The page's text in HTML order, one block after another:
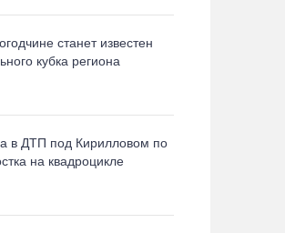
станет известен
кубка региона
в ДТП под Кирилловом по
на квадроцикле